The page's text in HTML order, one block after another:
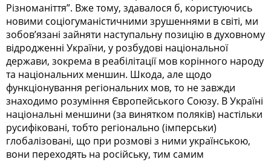
Різноманіття”. Вже тому, здавалося б, користуючись
новими соціогуманістичними зрушеннями в світі, ми
зобов’язані зайняти наступальну позицію в духовному
відродженні України, у розбудові національної
держави, зокрема в реабілітації мов корінного народу
та національних меншин. Шкода, але щодо
функціонування регіональних мов, то не завжди
знаходимо розуміння Європейського Союзу. В Україні
національні меншини (за винятком поляків) настільки
русифіковані, тобто регіонально (імперськи)
глобалізовані, що при розмові з ними українською,
вони переходять на російську, тим самим